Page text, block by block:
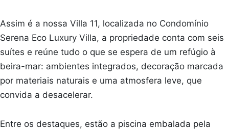
Assim é a nossa Villa 11, localizada no Condomínio
Serena Eco Luxury Villa, a propriedade conta com seis
suítes e reúne tudo o que se espera de um refúgio à
beira-mar: ambientes integrados, decoração marcada
por materiais naturais e uma atmosfera leve, que
convida a desacelerar.
Entre os destaques, estão a piscina embalada pela